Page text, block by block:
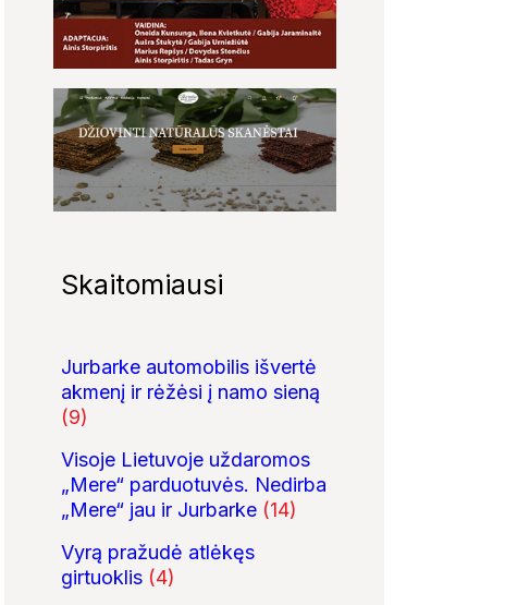
Skaitomiausi
Jurbarke automobilis išvertė
akmenį ir rėžėsi į namo sieną
(9)
Visoje Lietuvoje uždaromos
„Mere“ parduotuvės. Nedirba
„Mere“ jau ir Jurbarke (14)
Vyrą pražudė atlėkęs
girtuoklis (4)